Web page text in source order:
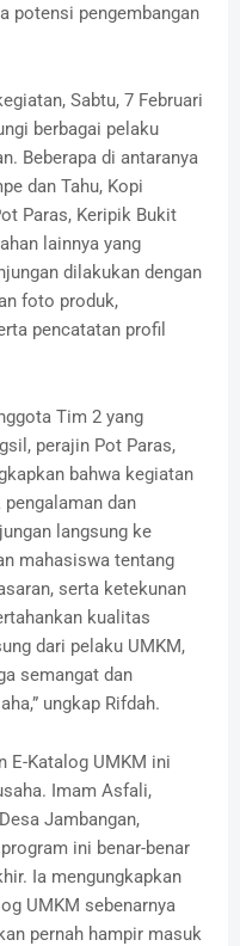
potensi pengembangan
Sabtu, 7 Februari
berbagai pelaku
Beberapa di antaranya
dan Tahu, Kopi
Paras, Keripik Bukit
lainnya yang
dilakukan dengan
foto produk,
pencatatan profil
Tim 2 yang
perajin Pot Paras,
bahwa kegiatan
dan
langsung ke
mahasiswa tentang
serta ketekunan
kualitas
dari pelaku UMKM,
semangat dan
ungkap Rifdah.
E-Katalog UMKM ini
Imam Asfali,
Jambangan,
ini benar-benar
Ia mengungkapkan
UMKM sebenarnya
pernah hampir masuk